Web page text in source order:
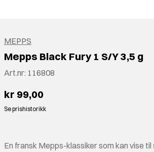
MEPPS
Mepps Black Fury 1 S/Y 3,5 g
Art.nr: 116808
kr 99,00
Se prishistorikk
En fransk Mepps-klassiker som kan vise